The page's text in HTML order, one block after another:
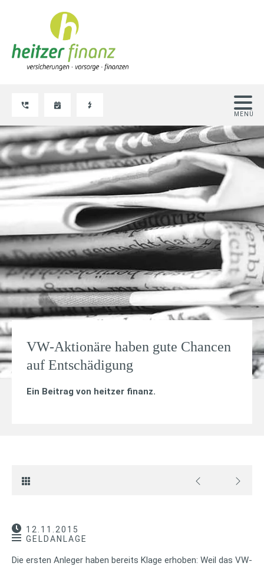
VW-Aktionäre haben gute Chancen
auf Entschädigung
Ein Beitrag von heitzer finanz.
12.11.2015
GELDANLAGE
Die ersten Anleger haben bereits Klage erhoben: Weil das VW-